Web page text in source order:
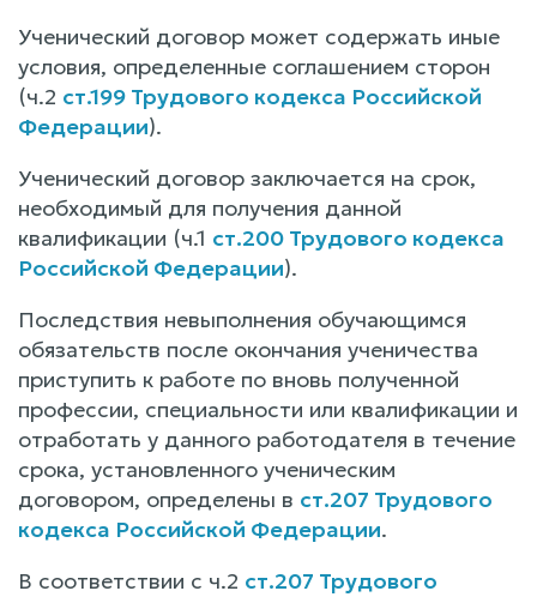
Ученический договор может содержать иные
условия, определенные соглашением сторон
(ч.2 ст.199 Трудового кодекса Российской
Федерации).
Ученический договор заключается на срок,
необходимый для получения данной
квалификации (ч.1 ст.200 Трудового кодекса
Российской Федерации).
Последствия невыполнения обучающимся
обязательств после окончания ученичества
приступить к работе по вновь полученной
профессии, специальности или квалификации и
отработать у данного работодателя в течение
срока, установленного ученическим
договором, определены в ст.207 Трудового
кодекса Российской Федерации.
В соответствии с ч.2 ст.207 Трудового